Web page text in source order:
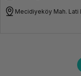
Mecidiyeköy Mah. Lati